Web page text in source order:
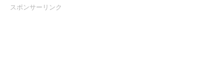
スポンサーリンク